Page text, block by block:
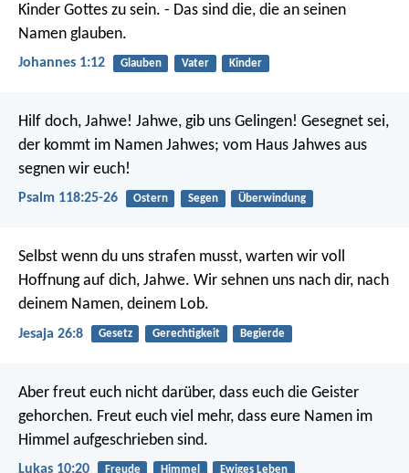
Kinder Gottes zu sein. - Das sind die, die an seinen
Namen glauben.
Johannes 1:12 Glauben Vater Kinder
Hilf doch, Jahwe! Jahwe, gib uns Gelingen! Gesegnet sei,
der kommt im Namen Jahwes; vom Haus Jahwes aus
segnen wir euch!
Psalm 118:25-26 Ostern Segen Überwindung
Selbst wenn du uns strafen musst, warten wir voll
Hoffnung auf dich, Jahwe. Wir sehnen uns nach dir, nach
deinem Namen, deinem Lob.
Jesaja 26:8 Gesetz Gerechtigkeit Begierde
Aber freut euch nicht darüber, dass euch die Geister
gehorchen. Freut euch viel mehr, dass eure Namen im
Himmel aufgeschrieben sind.
Lukas 10:20 Freude Himmel Ewiges Leben